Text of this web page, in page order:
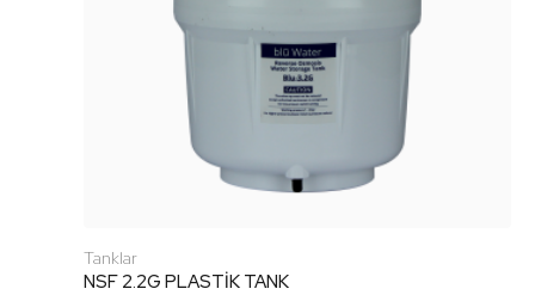
Tanklar
NSF 2.2G PLASTİK TANK